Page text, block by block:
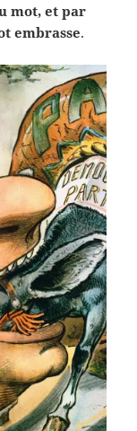
mot, et par
embrasse.